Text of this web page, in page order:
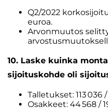
Q2/2022
euroa.
Arvonmuutos
10. Laske kuinka
sijoituskohde oli
Talletukset: 113 036
Osakkeet: 44 568 /